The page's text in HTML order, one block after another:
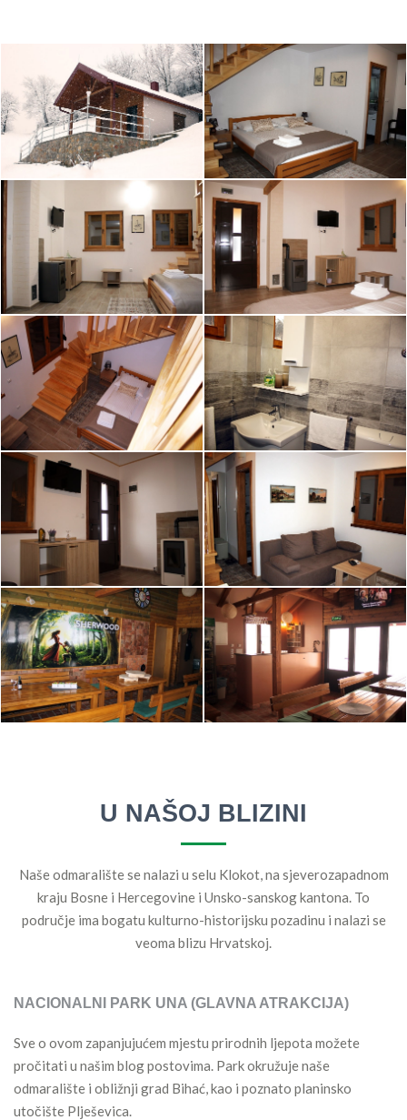
U NAŠOJ BLIZINI
Naše odmaralište se nalazi u selu Klokot, na sjeverozapadnom
kraju Bosne i Hercegovine i Unsko-sanskog kantona. To
područje ima bogatu kulturno-historijsku pozadinu i nalazi se
veoma blizu Hrvatskoj.
NACIONALNI PARK UNA (GLAVNA ATRAKCIJA)
Sve o ovom zapanjujućem mjestu prirodnih ljepota možete
pročitati u našim blog postovima. Park okružuje naše
odmaralište i obližnji grad Bihać, kao i poznato planinsko
utočište Plješevica.